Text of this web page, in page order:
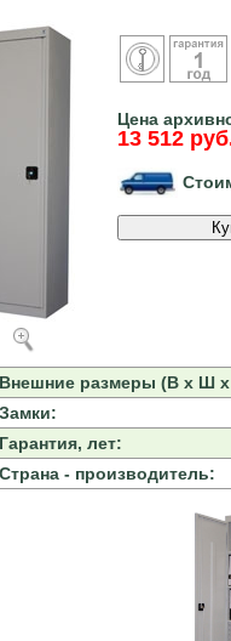
Цена
13 512
Внешние размеры (В х Ш
Замки:
Гарантия, лет:
Страна - производитель: